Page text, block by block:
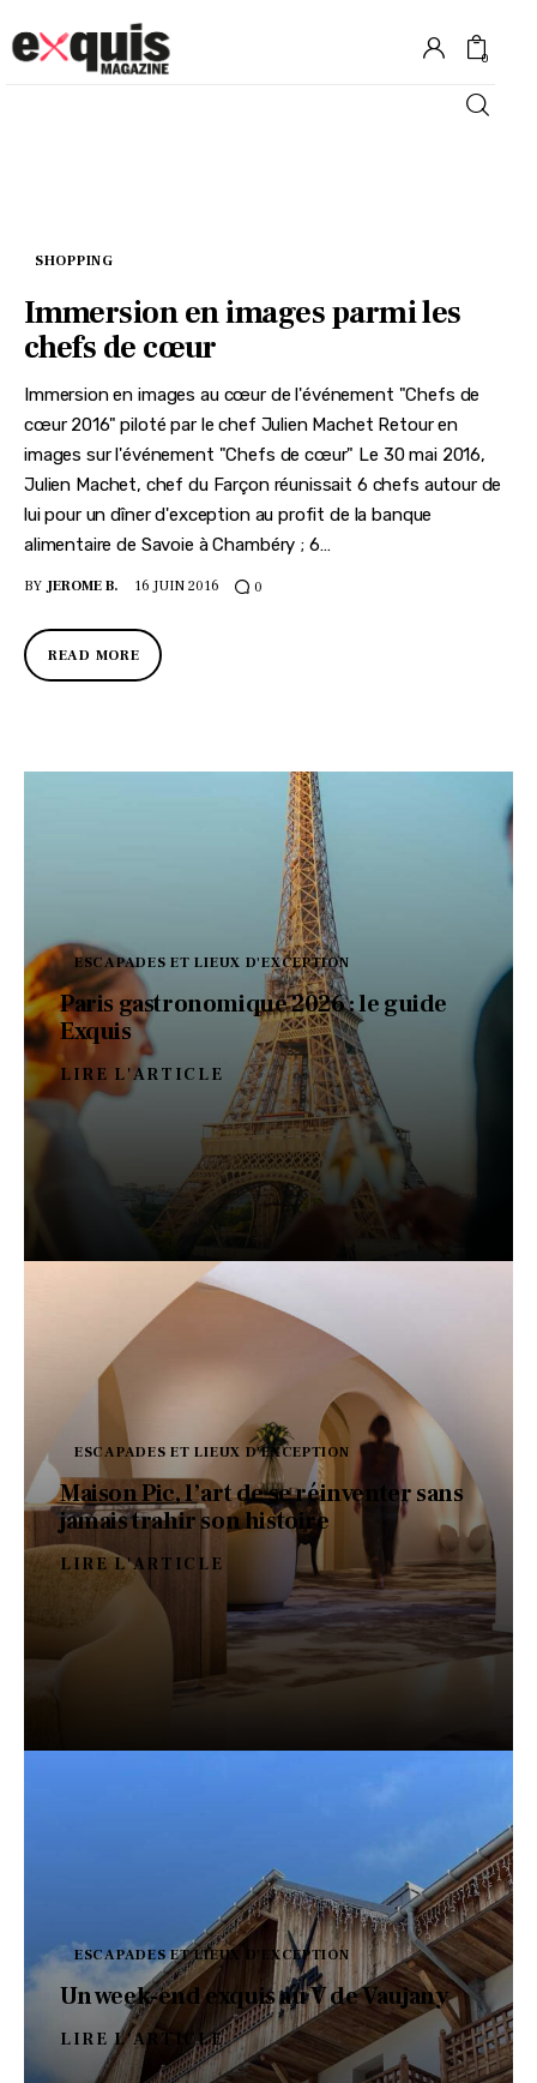
0
Recettes
Shopping
Évènements
SHOPPING
Immersion en images parmi les
chefs de cœur
Immersion en images au cœur de l'événement "Chefs de
cœur 2016" piloté par le chef Julien Machet Retour en
images sur l'événement "Chefs de cœur" Le 30 mai 2016,
Julien Machet, chef du Farçon réunissait 6 chefs autour de
lui pour un dîner d'exception au profit de la banque
alimentaire de Savoie à Chambéry ; 6…
BY JEROME B. 16 JUIN 2016 0
READ MORE
ESCAPADES ET LIEUX D'EXCEPTION
Paris gastronomique 2026 : le guide
Exquis
LIRE L'ARTICLE
ESCAPADES ET LIEUX D'EXCEPTION
Maison Pic, l’art de se réinventer sans
jamais trahir son histoire
LIRE L'ARTICLE
ESCAPADES ET LIEUX D'EXCEPTION
Un week-end exquis au V de Vaujany
LIRE L'ARTICLE